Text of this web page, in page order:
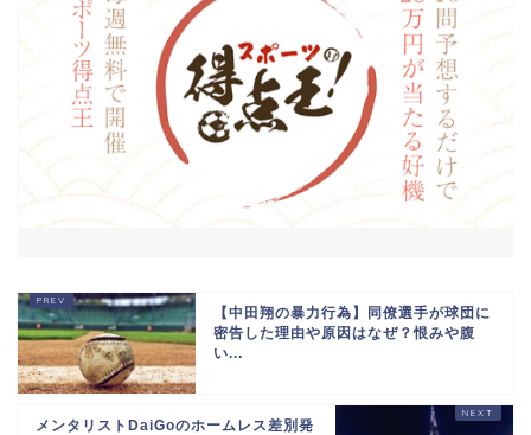
【中田翔の暴力行為】同僚選手が球団に
密告した理由や原因はなぜ？恨みや腹
い...
メンタリストDaiGoのホームレス差別発